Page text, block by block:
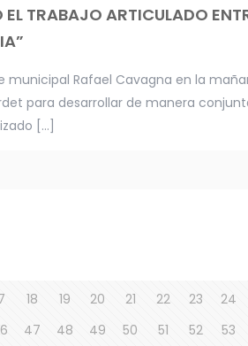
EL TRABAJO ARTICULADO
municipal Rafael Cavagna en la
para desarrollar de manera
[…]
18 19 20 21 22 23 24
47 48 49 50 51 52 53